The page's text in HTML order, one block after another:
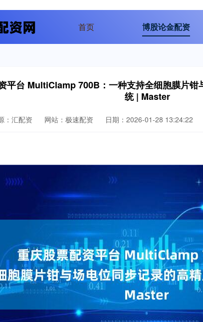
首页 博股论金配资
平台 MultiClamp 700B：一种支持全细胞膜片钳
统 | Master
：汇配资 网站：极速配资 日期：2026-01-28 13:24:22